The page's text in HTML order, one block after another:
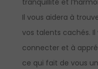
tranquillité et
Il vous aidera à
vos talents cachés.
connecter et à
ce qui fait de vous